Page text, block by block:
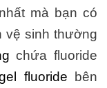
mà bạn có
vệ sinh thường
chứa fluoride
fluoride bên